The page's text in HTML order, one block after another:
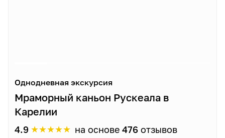
Однодневная экскурсия
Мраморный каньон Рускеала в
Карелии
4.9 ★★★★★ на основе 476 отзывов